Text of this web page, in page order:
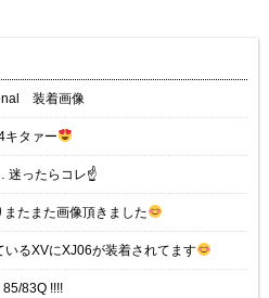
装着画像
キタァー
迷ったらコレ☝️
たまた画像頂きました
るXVにXJ06が装着されてます
85/83Q !!!!